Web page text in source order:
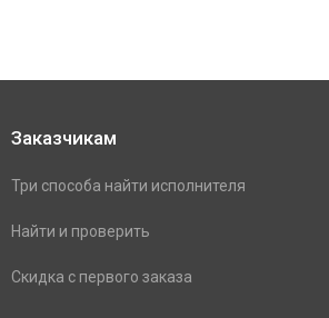
Заказчикам
Три способа найти исполнителя
Найти и проверить
Скидка с первого заказа